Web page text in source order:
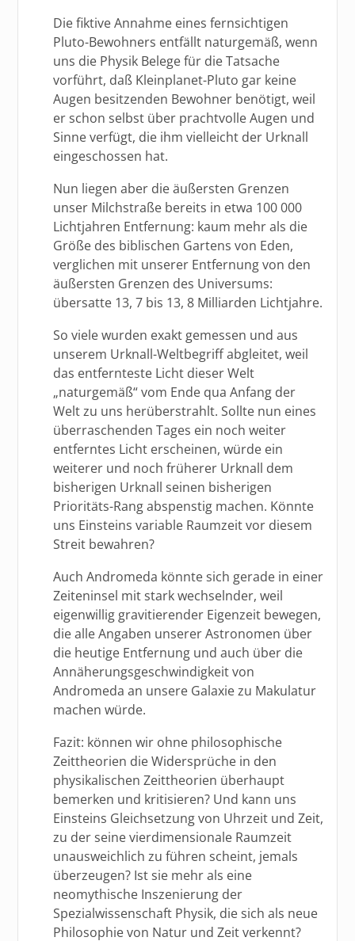
Die fiktive Annahme eines fernsichtigen
Pluto-Bewohners entfällt naturgemäß, wenn
uns die Physik Belege für die Tatsache
vorführt, daß Kleinplanet-Pluto gar keine
Augen besitzenden Bewohner benötigt, weil
er schon selbst über prachtvolle Augen und
Sinne verfügt, die ihm vielleicht der Urknall
eingeschossen hat.
Nun liegen aber die äußersten Grenzen
unser Milchstraße bereits in etwa 100 000
Lichtjahren Entfernung: kaum mehr als die
Größe des biblischen Gartens von Eden,
verglichen mit unserer Entfernung von den
äußersten Grenzen des Universums:
übersatte 13, 7 bis 13, 8 Milliarden Lichtjahre.
So viele wurden exakt gemessen und aus
unserem Urknall-Weltbegriff abgleitet, weil
das entfernteste Licht dieser Welt
„naturgemäß“ vom Ende qua Anfang der
Welt zu uns herüberstrahlt. Sollte nun eines
überraschenden Tages ein noch weiter
entferntes Licht erscheinen, würde ein
weiterer und noch früherer Urknall dem
bisherigen Urknall seinen bisherigen
Prioritäts-Rang abspenstig machen. Könnte
uns Einsteins variable Raumzeit vor diesem
Streit bewahren?
Auch Andromeda könnte sich gerade in einer
Zeiteninsel mit stark wechselnder, weil
eigenwillig gravitierender Eigenzeit bewegen,
die alle Angaben unserer Astronomen über
die heutige Entfernung und auch über die
Annäherungsgeschwindigkeit von
Andromeda an unsere Galaxie zu Makulatur
machen würde.
Fazit: können wir ohne philosophische
Zeittheorien die Widersprüche in den
physikalischen Zeittheorien überhaupt
bemerken und kritisieren? Und kann uns
Einsteins Gleichsetzung von Uhrzeit und Zeit,
zu der seine vierdimensionale Raumzeit
unausweichlich zu führen scheint, jemals
überzeugen? Ist sie mehr als eine
neomythische Inszenierung der
Spezialwissenschaft Physik, die sich als neue
Philosophie von Natur und Zeit verkennt?